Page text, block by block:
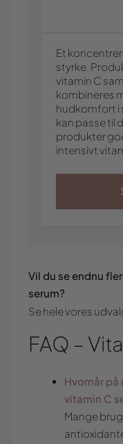
Et
styrke.
vitamin C
kombineres
hudkomfort i
kan passe til
produkter
intensivt
Vil du se endnu
serum?
Se hele vores
FAQ –
Hvornår
vitamin C
Mange